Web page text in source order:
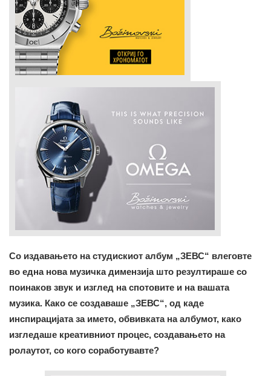
Со издавањето на студискиот албум „ЗЕВС“ влеговте
во една нова музичка димензија што резултираше со
поинаков звук и изглед на спотовите и на вашата
музика. Како се создаваше „ЗЕВС“, од каде
инспирацијата за името, обвивката на албумот, како
изгледаше креативниот процес, создавањето на
ролаутот, со кого соработувавте?